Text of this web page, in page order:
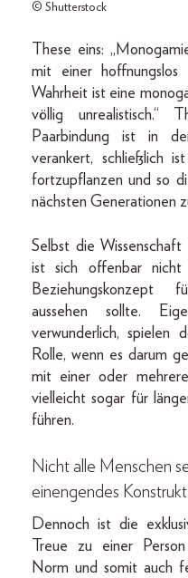
© Shutterstock
These eins:
mit einer hoffnungslos
Wahrheit ist eine
völlig unrealistisch.“
Paarbindung ist in
verankert, schließlich
fortzupflanzen und so
nächsten Generationen
Selbst die
ist sich offenbar
Beziehungskonzept
aussehen sollte.
verwunderlich, spielen
Rolle, wenn es darum
mit einer oder
vielleicht sogar für
führen.
Nicht alle Menschen
einengendes Konstrukt
Dennoch ist die
Treue zu einer
Norm und somit auch